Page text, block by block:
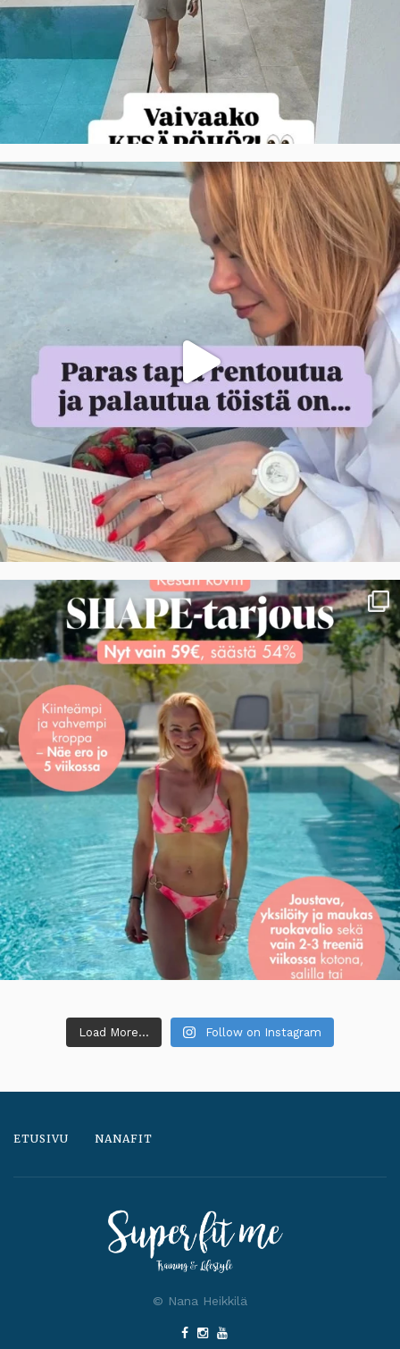
Load More... Follow on Instagram
ETUSIVU NANAFIT
© Nana Heikkilä